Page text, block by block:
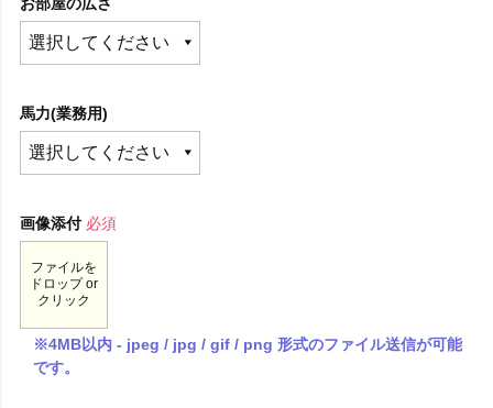
馬力(業務用)
画像添付 必須
ファイルを
ドロップ or
クリック
※4MB以内 - jpeg / jpg / gif / png 形式のファイル送信が可能
です。